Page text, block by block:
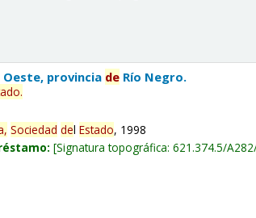
provincia de Río Negro.
.
Sociedad delEstado, 1998
Signatura topográfica:621.374.5/